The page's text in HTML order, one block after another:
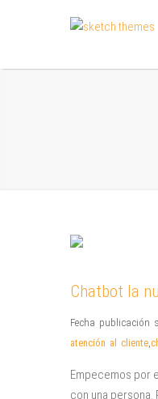
Chatbot la
Fecha publicación
atención al cliente,
Empecemos por
con una